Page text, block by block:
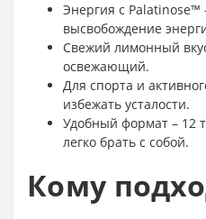
Энергия с Palatinose™
высвобождение
Свежий лимонный
освежающий.
Для спорта и
избежать усталости.
Удобный формат – 12
легко брать с собой.
Кому